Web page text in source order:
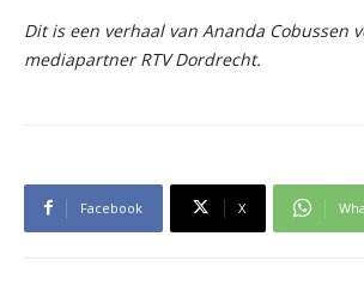
Dit is een verhaal van Ananda Cobussen
mediapartner RTV Dordrecht.
Facebook X